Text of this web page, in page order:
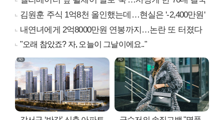
김원훈 주식 1억8천 올인했는데…현실은 '-2,400만원'
내연녀에게 2억8000만원 연봉까지…논란 또 터졌다
"오래 참았죠? 자, 오늘이 그날이에요.."